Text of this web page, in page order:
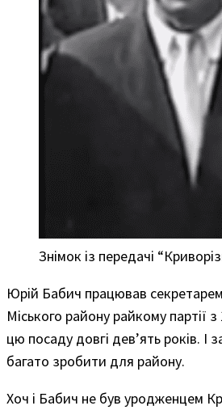
Знімок із передачі
Юрій Бабич працював
Міського району райкому партії
цю посаду довгі дев’ять років. І
багато зробити для району.
Хоч і Бабич не був уродженцем